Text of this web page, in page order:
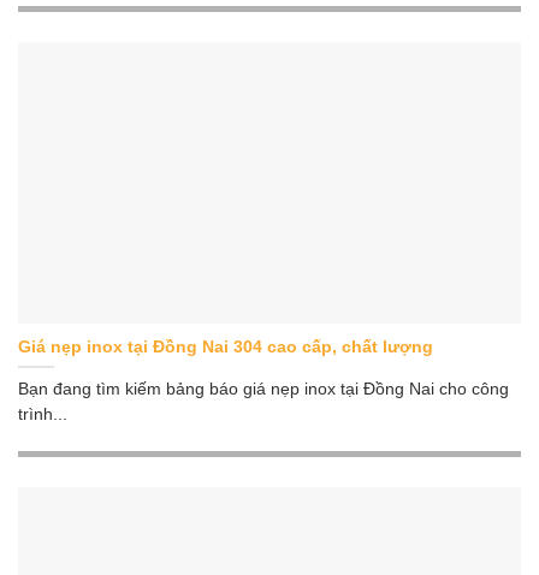
Giá nẹp inox tại Đồng Nai 304 cao cấp, chất lượng
Bạn đang tìm kiếm bảng báo giá nẹp inox tại Đồng Nai cho công
trình...